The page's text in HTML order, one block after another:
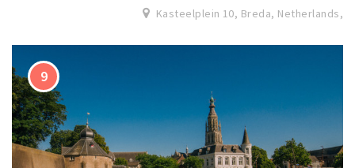
Kasteelplein 10, Breda, Netherlands,